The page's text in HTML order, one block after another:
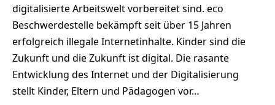
digitalisierte Arbeitswelt vorbereitet sind. eco
Beschwerdestelle bekämpft seit über 15 Jahren
erfolgreich illegale Internetinhalte. Kinder sind die
Zukunft und die Zukunft ist digital. Die rasante
Entwicklung des Internet und der Digitalisierung
stellt Kinder, Eltern und Pädagogen vor…